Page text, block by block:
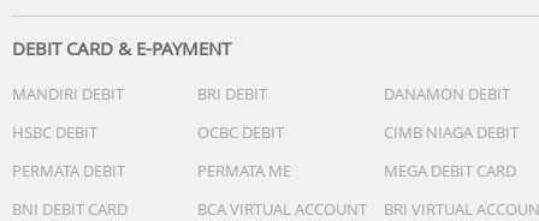
DEBIT CARD & E-PAYMENT
MANDIRI DEBIT BRI DEBIT
DANAMON DEBIT
HSBC DEBIT
OCBC DEBIT
CIMB NIAGA DEBIT
PERMATA DEBIT
PERMATA ME
MEGA DEBIT CARD
BNI DEBIT CARD
BCA VIRTUAL ACCOUNT
BRI VIRTUAL